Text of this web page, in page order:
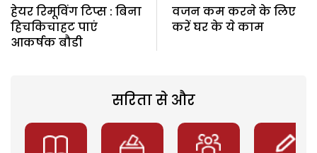
हेयर रिमूविंग टिप्स : बिना
हिचकिचाहट पाएं
आकर्षक बौडी
वजन कम करने के लिए
करें घर के ये काम
सरिता से और